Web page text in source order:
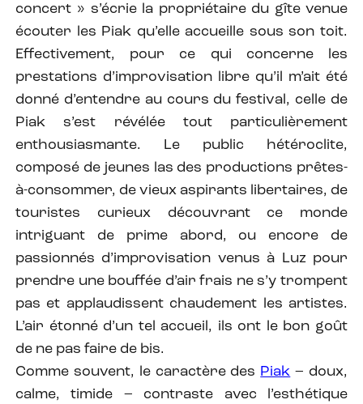
concert » s’écrie la propriétaire du gîte venue
écouter les Piak qu’elle accueille sous son toit.
Effectivement, pour ce qui concerne les
prestations d’improvisation libre qu’il m’ait été
donné d’entendre au cours du festival, celle de
Piak s’est révélée tout particulièrement
enthousiasmante. Le public hétéroclite,
composé de jeunes las des productions prêtes-
à-consommer, de vieux aspirants libertaires, de
touristes curieux découvrant ce monde
intriguant de prime abord, ou encore de
passionnés d’improvisation venus à Luz pour
prendre une bouffée d’air frais ne s’y trompent
pas et applaudissent chaudement les artistes.
L’air étonné d’un tel accueil, ils ont le bon goût
de ne pas faire de bis.
Comme souvent, le caractère des Piak – doux,
calme, timide – contraste avec l’esthétique